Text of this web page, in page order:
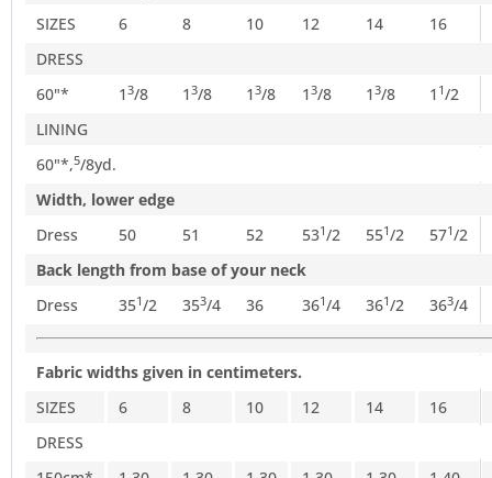
SIZES
6 8 10 12 14
16
DRESS
60"*
1 3/8 1 3/8 1 3/8 1 3/8 1 3/8 1 1/2
LINING
60"*,5/8yd.
Width, lower edge
Dress
50 51 52 531/2 551/2 571/2
Back length from base of your neck
Dress
351/2 353/4 36 361/4 361/2 363/4
Fabric widths given in centimeters.
SIZES
6 8 10 12 14
16
DRESS